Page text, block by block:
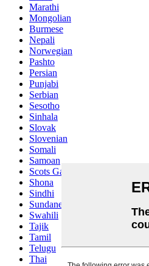
Marathi
Mongolian
Burmese
Nepali
Norwegian
Pashto
Persian
Punjabi
Serbian
Sesotho
Sinhala
Slovak
Slovenian
Somali
Samoan
Scots Gaelic
Shona
Sindhi
Sundanese
Swahili
Tajik
Tamil
Telugu
Thai